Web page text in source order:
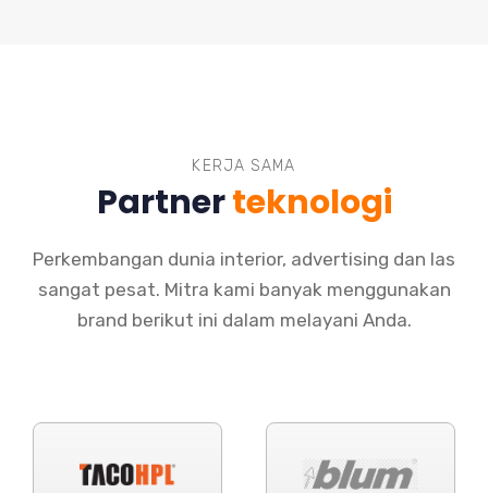
KERJA SAMA
Partnerteknologi
Perkembangan dunia interior, advertising dan las
sangat pesat. Mitra kami banyak menggunakan
brand berikut ini dalam melayani Anda.